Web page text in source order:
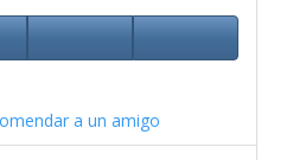
a un amigo